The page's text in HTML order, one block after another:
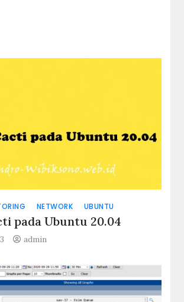
NETWORK UBUNTU
pada Ubuntu 20.04
admin